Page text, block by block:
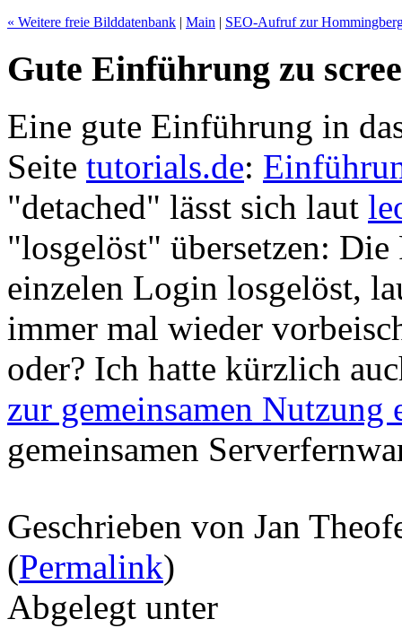
« Weitere freie Bilddatenbank | Main | SEO-Aufruf zur
Gute Einführung zu
Eine gute Einführung in
Seite tutorials.de:
"detached" lässt sich laut
"losgelöst" übersetzen: Die
einzelen Login losgelöst,
immer mal wieder
oder? Ich hatte kürzlich
zur gemeinsamen Nutzung
gemeinsamen
Geschrieben von Jan
(Permalink)
Abgelegt unter